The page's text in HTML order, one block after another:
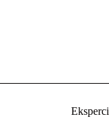
Eksperci